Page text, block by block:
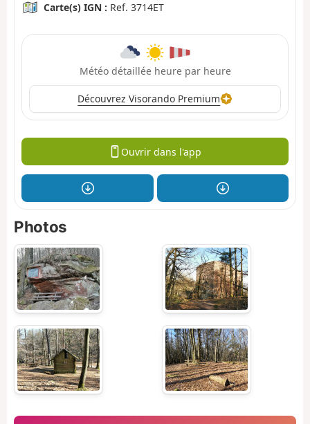
Carte(s) IGN : Ref. 3714ET
Météo détaillée heure par heure
Découvrez Visorando Premium
Ouvrir dans l'app
Photos